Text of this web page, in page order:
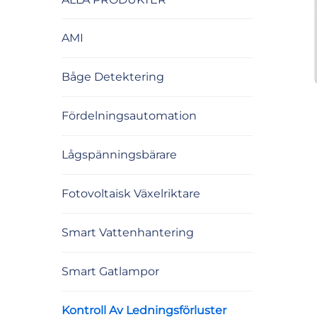
AMI
Båge Detektering
Fördelningsautomation
Lågspänningsbärare
Fotovoltaisk Växelriktare
Smart Vattenhantering
Smart Gatlampor
Kontroll Av Ledningsförluster